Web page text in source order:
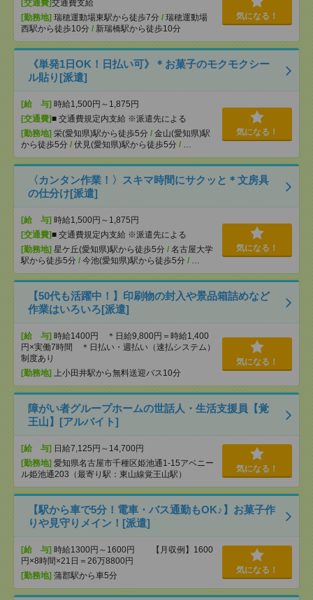
[交通費] 交通費支給
[勤務地] 瑞穂運動場東駅から徒歩7分 / 瑞穂運動場
西駅から徒歩10分 / 新瑞橋駅から徒歩10分
気になる！
《単発1日OK！日払い可》＊お菓子のモクモクシー
ル貼り[派遣]
[給 与] 時給1,500円～1,875円
[交通費]■ 交通費規定内支給 ※派遣先による
[勤務地] 栄(愛知県)駅から徒歩5分 / 金山(愛知県)駅
から徒歩5分 / 伏見(愛知県)駅から徒歩5分 / …
気になる！
〈カンタン作業！〉スキマ時間にサクッと＊文房具
の仕分け[派遣]
[給 与] 時給1,500円～1,875円
[交通費]■ 交通費規定内支給 ※派遣先による
[勤務地] 星ケ丘(愛知県)駅から徒歩5分 / 名古屋大学
駅から徒歩5分 / 今池(愛知県)駅から徒歩5分 / …
気になる！
【50代も活躍中！】印刷物の封入や景品箱詰めなど
作業はいろいろ[派遣]
[給 与] 時給1400円 ＊日給9,800円＝時給1,400
円×実働7時間 ＊日払い・週払い（速払システム）
制度あり
[勤務地] 上小田井駅から無料送迎バス10分
気になる！
障がい者グループホームの世話人・生活支援員【覚
王山】[アルバイト]
[給 与] 日給7,125円～14,700円
[勤務地] 愛知県名古屋市千種区姫池通1-15アベニー
ル姫池通203（最寄り駅：東山線覚王山駅）
気になる！
【駅から車で5分！電車・バス通勤もOK♪】お菓子作
りや見守りメイン！[派遣]
[給 与] 時給1300円～1600円 【月収例】1600
円×8時間×21日＝26万8800円
[勤務地] 蒲郡駅から車5分
気になる！